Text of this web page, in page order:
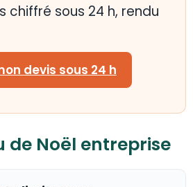
chiffré sous 24 h, rendu
devis sous 24 h
de Noël entreprise